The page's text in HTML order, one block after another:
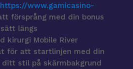
https://www.gamicasino-
försprång med din bonus
längs
kirurgi Mobile River
för att startlinjen med din
ditt stil på skärmbakgrund